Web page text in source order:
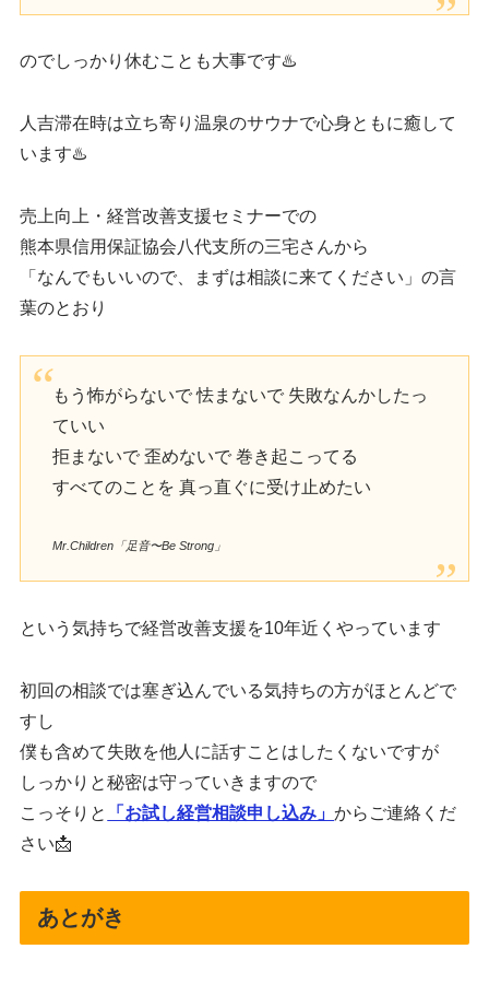
のでしっかり休むことも大事です♨️
人吉滞在時は立ち寄り温泉のサウナで心身ともに癒して
います♨️
売上向上・経営改善支援セミナーでの
熊本県信用保証協会八代支所の三宅さんから
「なんでもいいので、まずは相談に来てください」の言
葉のとおり
もう怖がらないで 怯まないで 失敗なんかしたっ
ていい
拒まないで 歪めないで 巻き起こってる
すべてのことを 真っ直ぐに受け止めたい
Mr.Children「足音〜Be Strong」
という気持ちで経営改善支援を10年近くやっています
初回の相談では塞ぎ込んでいる気持ちの方がほとんどで
すし
僕も含めて失敗を他人に話すことはしたくないですが
しっかりと秘密は守っていきますので
こっそりと
「お試し経営相談申し込み」からご連絡くだ
さい📩
あとがき